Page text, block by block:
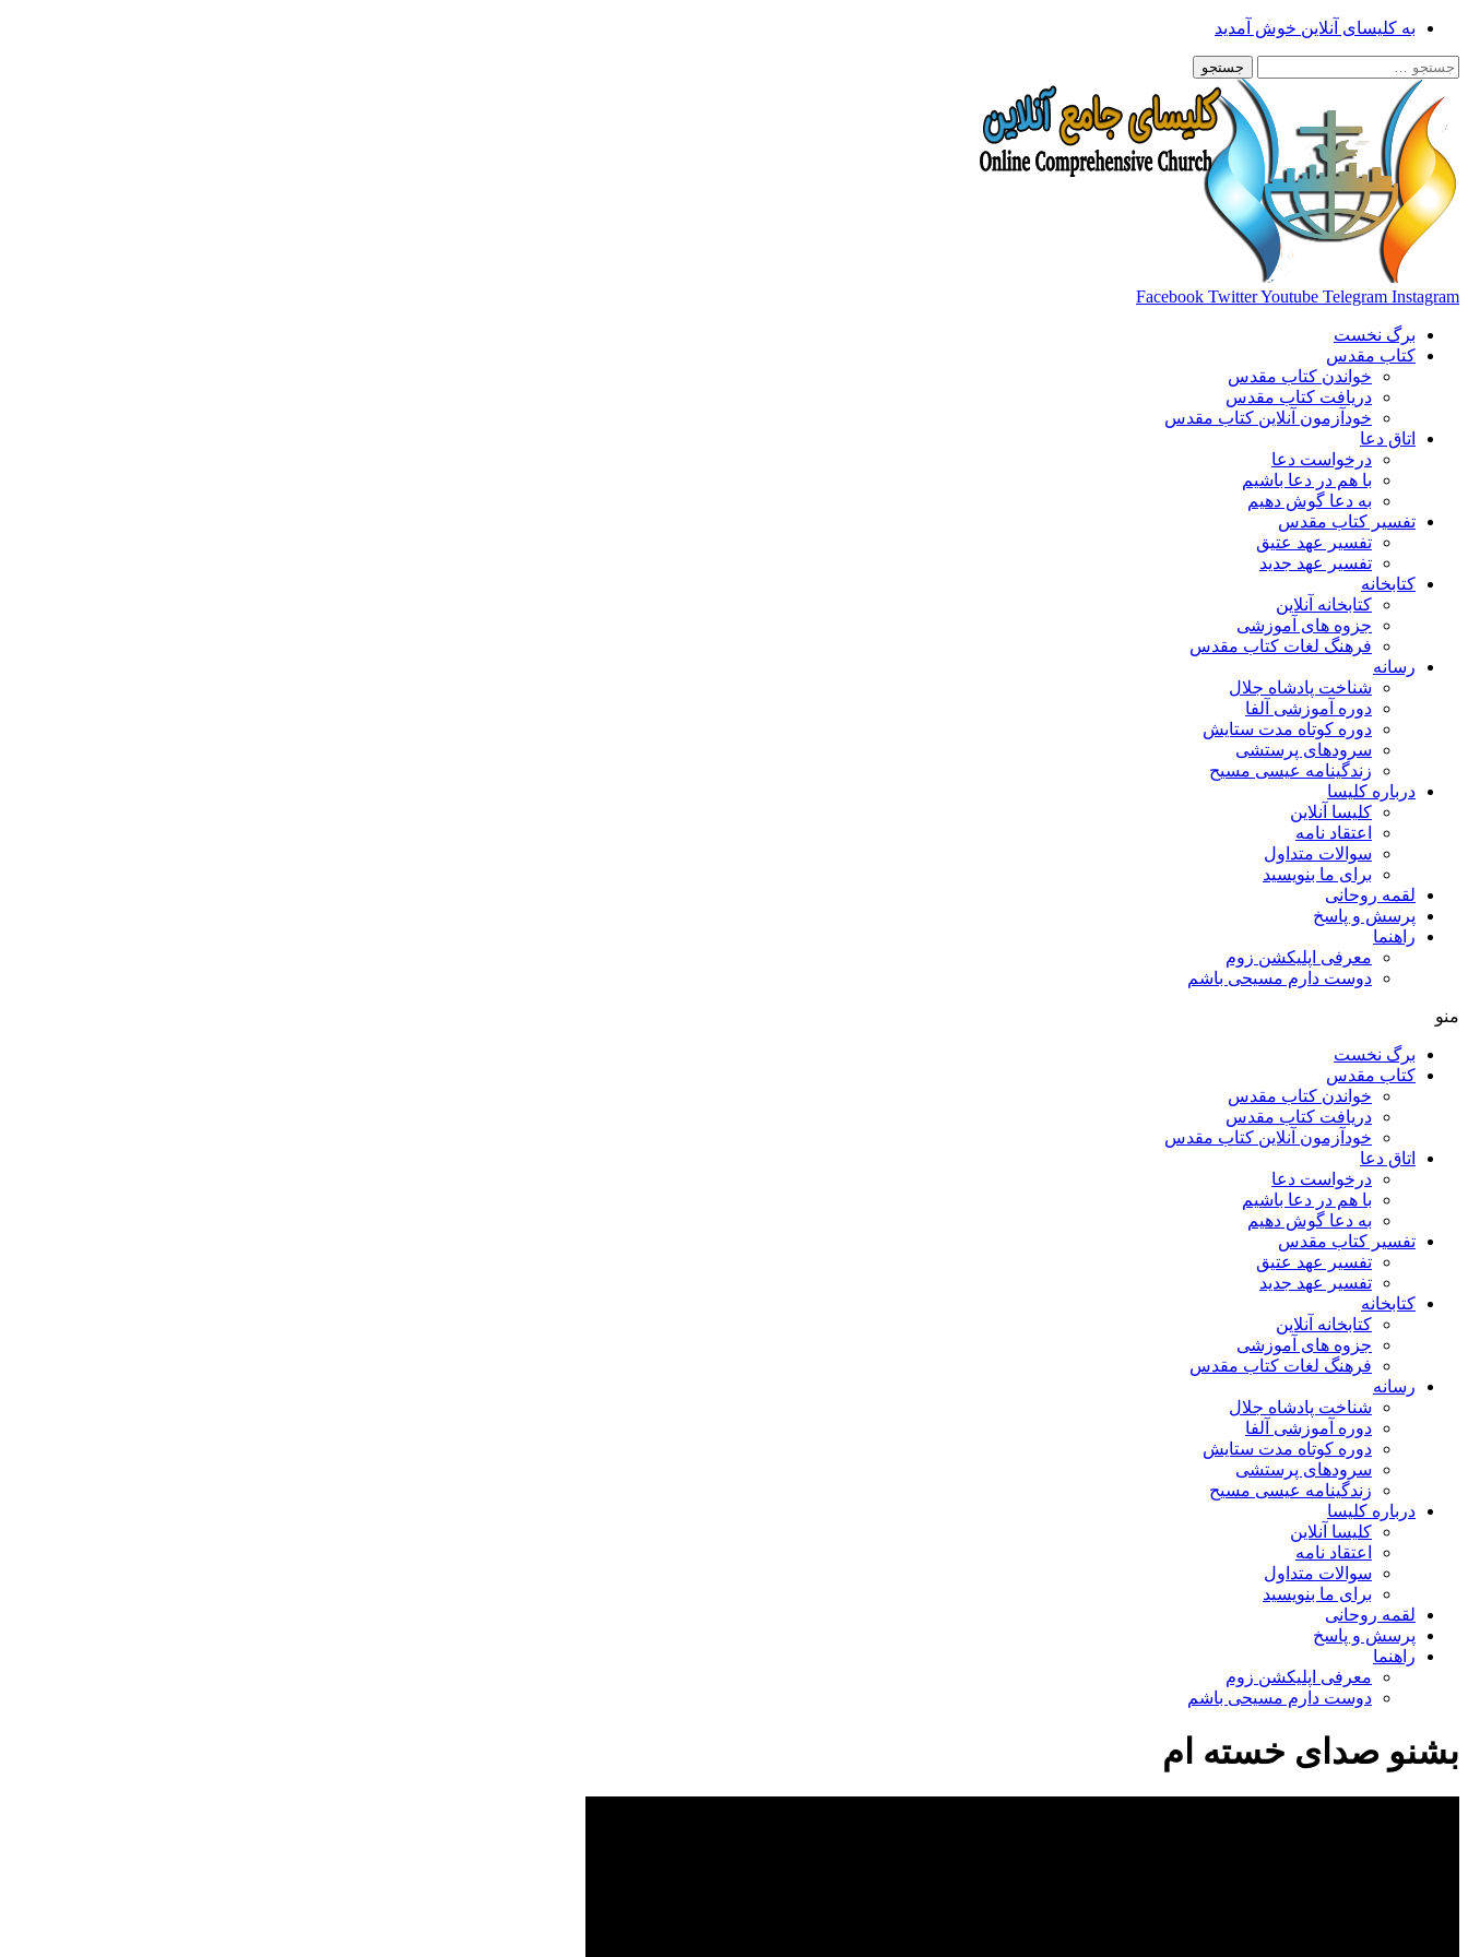
پرش
محتوا
به کلیسای آنلاین خوش آمدید
جستجو
Facebook TwitterYoutube Telegram Instagram
برگ نخست
کتاب مقدس
خواندن کتاب مقدس
دریافت کتاب مقدس
خودآزمون آنلاین کتاب مقدس
اتاق دعا
درخواست دعا
با هم در دعا باشیم
به دعا گوش دهیم
تفسیر کتاب مقدس
تفسیر عهد عتیق
تفسیر عهد جدید
کتابخانه
کتابخانه آنلاین
جزوه های آموزشی
فرهنگ لغات کتاب مقدس
رسانه
شناخت پادشاه جلال
دوره آموزشی آلفا
دوره کوتاه مدت ستایش
سرودهای پرستشی
زندگینامه عیسی مسیح
درباره کلیسا
کلیسا آنلاین
اعتقاد نامه
سوالات متداول
برای ما بنویسید
لقمه روحانی
پرسش و پاسخ
راهنما
معرفی اپلیکشن زوم
دوست دارم مسیحی باشم
منو
برگ نخست
کتاب مقدس
خواندن کتاب مقدس
دریافت کتاب مقدس
خودآزمون آنلاین کتاب مقدس
اتاق دعا
درخواست دعا
با هم در دعا باشیم
به دعا گوش دهیم
تفسیر کتاب مقدس
تفسیر عهد عتیق
تفسیر عهد جدید
کتابخانه
کتابخانه آنلاین
جزوه های آموزشی
فرهنگ لغات کتاب مقدس
رسانه
شناخت پادشاه جلال
دوره آموزشی آلفا
دوره کوتاه مدت ستایش
سرودهای پرستشی
زندگینامه عیسی مسیح
درباره کلیسا
کلیسا آنلاین
اعتقاد نامه
سوالات متداول
برای ما بنویسید
لقمه روحانی
پرسش و پاسخ
راهنما
معرفی اپلیکشن زوم
دوست دارم مسیحی باشم
بشنو صدای خسته ام